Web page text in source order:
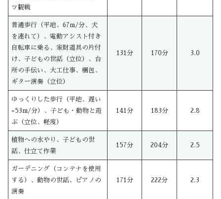
ツ観戦
普通歩行（平地、67m/分、犬
を連れて）、電動アシスト付き
自転車に乗る、家財道具の片付
け、子どもの世話（立位）、台
所の手伝い、大工仕事、梱包、
ギター演奏（立位）
131分 170分 3.0
ゆっくりした歩行（平地、遅い
=53m/分）、子ども・動物と遊
ぶ（立位、軽度）
141分 183分 2.8
植物への水やり、子どもの世
話、仕立て作業
157分 204分 2.5
ガーデニング（コンテナを使用
する）、動物の世話、ピアノの
演奏
171分 222分 2.3